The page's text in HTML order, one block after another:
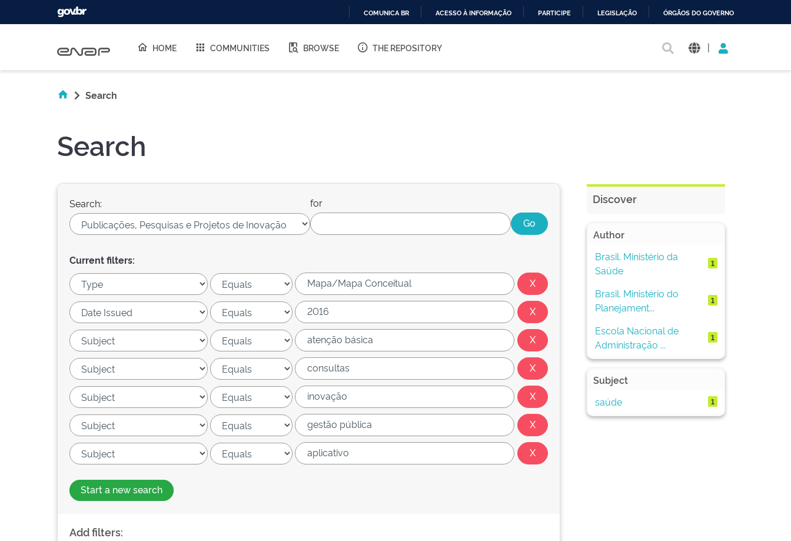
O
COMUNICA BR ACESSO À INFORMAÇÃO PARTICIPE LEGISLAÇÃO ÓRGÃOS DO GOVERNO
HOME COMMUNITIES BROWSE THE REPOSITORY |
Search
Search
Search: for
Current filters:
Start a new search
Add filters:
Discover
Author
Brasil. Ministério da
Saúde
1
Brasil. Ministério do
Planejament...
1
Escola Nacional de
Administração ...
1
Subject
saúde
1